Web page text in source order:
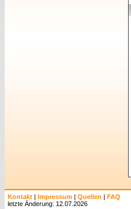
Kontakt | Impressum | Quellen | FAQ
letzte Änderung: 12.07.2026